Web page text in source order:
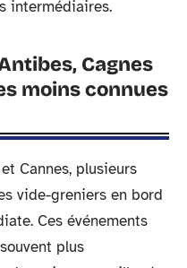
intermédiaires.
Cagnes
moins connues
Cannes, plusieurs
vide-greniers en bord
Ces événements
plus